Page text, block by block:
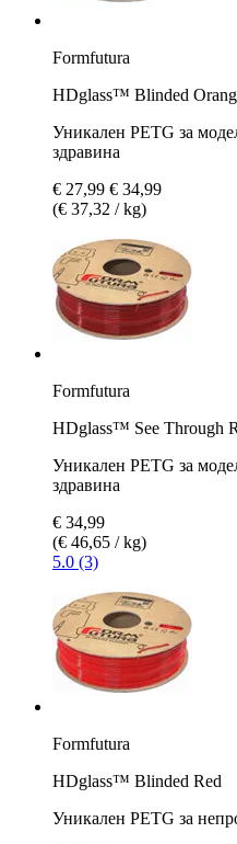
Formfutura
HDglass™ Blinded
Уникален PETG за
здравина
€ 27,99 € 34,99
(€ 37,32 / kg)
Formfutura
HDglass™ See Through
Уникален PETG за
здравина
€ 34,99
(€ 46,65 / kg)
5.0 (3)
Formfutura
HDglass™ Blinded Red
Уникален PETG за